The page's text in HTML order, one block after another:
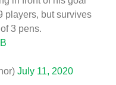
players, but survives
3 pens.
July 11, 2020